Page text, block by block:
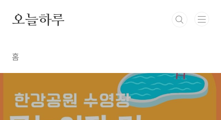
오늘하루
홈